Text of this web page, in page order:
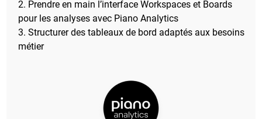
2. Prendre en main l’interface Workspaces et Boards
pour les analyses avec Piano Analytics
3. Structurer des tableaux de bord adaptés aux besoins
métier